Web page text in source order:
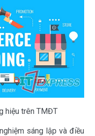
hiệu trên TMĐT
sáng lập và điều